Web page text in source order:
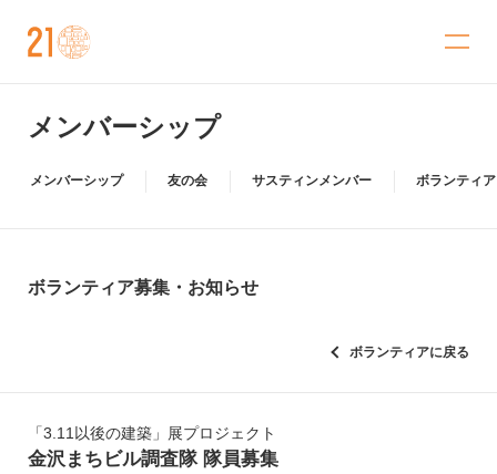
メンバーシップ
メンバーシップ 友の会 サスティンメンバー ボランティア
ボランティア募集・お知らせ
ボランティアに戻る
「3.11以後の建築」展プロジェクト
金沢まちビル調査隊 隊員募集